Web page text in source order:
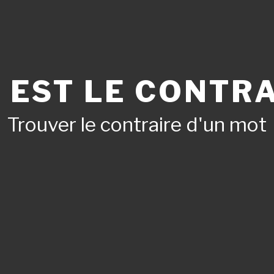
EST LE
Trouver le contraire d'un mot